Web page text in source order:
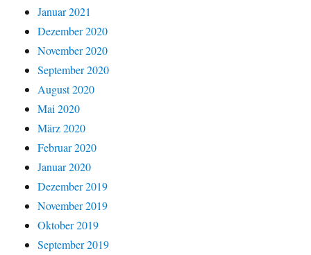
Januar 2021
Dezember 2020
November 2020
September 2020
August 2020
Mai 2020
März 2020
Februar 2020
Januar 2020
Dezember 2019
November 2019
Oktober 2019
September 2019